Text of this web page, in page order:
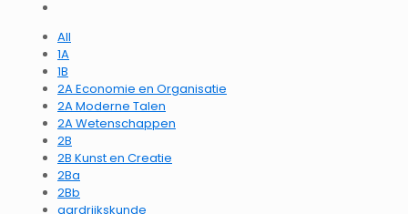
All
1A
1B
2A Economie en Organisatie
2A Moderne Talen
2A Wetenschappen
2B
2B Kunst en Creatie
2Ba
2Bb
aardrijkskunde